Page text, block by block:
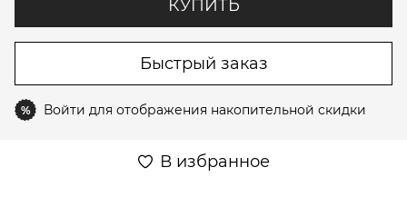
КУПИТЬ
Быстрый заказ
% Войти для отображения накопительной скидки
В избранное